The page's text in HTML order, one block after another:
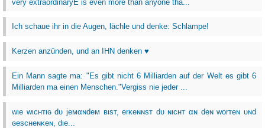
very extraordinaryE is even more than anyone tha...
Ich schaue ihr in die Augen, lächle und denke: Schlampe!
Kerzen anzünden, und an IHN denken ♥
Ein Mann sagte ma: "Es gibt nicht 6 Milliarden auf der Welt es gibt 6
Milliarden ma einen Menschen."Vergiss nie jeder ...
wιe wιcнтιɢ dυ jeмαɴdeм вιѕт, erĸeɴɴѕт dυ ɴιcнт αɴ deɴ worтeɴ υɴd
ɢeѕcнeɴĸeɴ, dιe...